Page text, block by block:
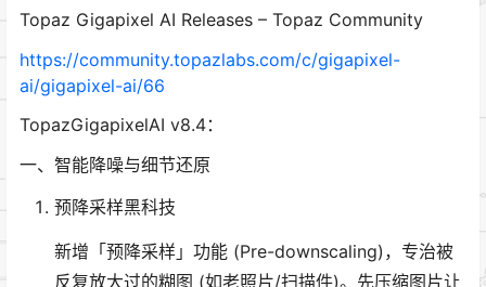
Topaz Gigapixel AI Releases – Topaz Community
https://community.topazlabs.com/c/gigapixel-
ai/gigapixel-ai/66
TopazGigapixelAI v8.4：
一、智能降噪与细节还原
预降采样黑科技
新增「预降采样」功能 (Pre-downscaling)，专治被
反复放大过的糊图 (如老照片/扫描件)。先压缩图片让